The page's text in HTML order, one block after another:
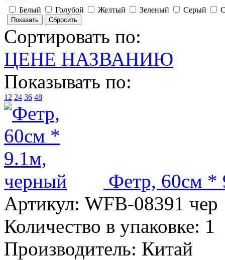
Белый Голубой Желтый Зеленый Серый
Сортировать по:
ЦЕНЕ НАЗВАНИЮ
Показывать по:
12 24 36 48
Фетр, 60см *
Артикул: WFB-08391 чер
Количество в упаковке: 1
Производитель: Китай